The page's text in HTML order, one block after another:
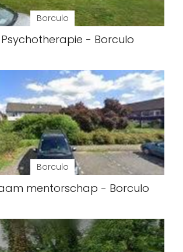
Borculo
Psychotherapie - Borculo
Borculo
mentorschap - Borculo